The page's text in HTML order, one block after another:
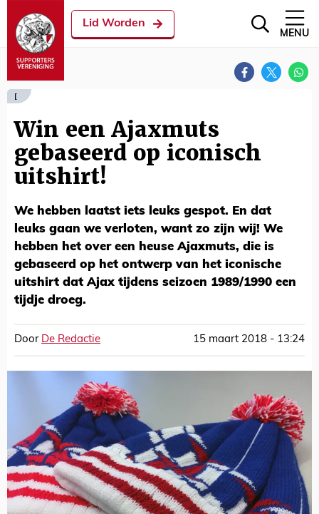
Lid Worden
MENU
[
Win een Ajaxmuts
gebaseerd op iconisch
uitshirt!
We hebben laatst iets leuks gespot. En dat
leuks gaan we verloten, want zo zijn wij! We
hebben het over een heuse Ajaxmuts, die is
gebaseerd op het ontwerp van het iconische
uitshirt dat Ajax tijdens seizoen 1989/1990 een
tijdje droeg.
Door De Redactie 15 maart 2018 - 13:24